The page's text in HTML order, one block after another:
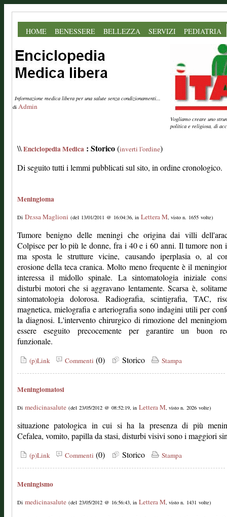
HOME BENESSERE BELLEZZA SERVIZI PEDIATRIA
Informazione medica libera per una salute senza condizionamenti...
di Admin
Vogliamo creare uno
politica e religiosa, di
\\Enciclopedia Medica : Storico(inverti l'ordine)
Di seguito tutti i lemmi pubblicati sul sito, in ordine cronologico.
Meningioma
Di Dr.ssa Maglioni (del 13/01/2011 @ 16:04:36, in Lettera M, visto n. 1655 volte)
Tumore benigno delle meningi che origina dai villi
Colpisce per lo più le donne, fra i 40 e i 60 anni. Il tumore non
ma sposta le strutture vicine, causando iperplasia o, al
erosione della teca cranica. Molto meno frequente è il
interessa il midollo spinale. La sintomatologia iniziale
disturbi motori che si aggravano lentamente. Scarsa è,
sintomatologia dolorosa. Radiografia, scintigrafia, TAC,
magnetica, mielografia e arteriografia sono indagini utili per
la diagnosi. L'intervento chirurgico di rimozione del
essere eseguito precocemente per garantire un buon
funzionale.
(p)Link Commenti (0) Storico Stampa
Meningiomatosi
Di medicinasalute (del 23/05/2012 @ 08:52:19, in Lettera M, visto n. 2026 volte)
situazione patologica in cui si ha la presenza di più
Cefalea, vomito, papilla da stasi, disturbi visivi sono i maggiori
(p)Link Commenti (0) Storico Stampa
Meningismo
Di medicinasalute (del 23/05/2012 @ 16:56:43, in Lettera M, visto n. 1431 volte)